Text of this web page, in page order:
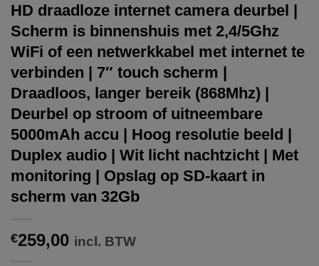
HD draadloze internet camera deurbel |
Scherm is binnenshuis met 2,4/5Ghz
WiFi of een netwerkkabel met internet te
verbinden | 7″ touch scherm |
Draadloos, langer bereik (868Mhz) |
Deurbel op stroom of uitneembare
5000mAh accu | Hoog resolutie beeld |
Duplex audio | Wit licht nachtzicht | Met
monitoring | Opslag op SD-kaart in
scherm van 32Gb
€259,00 incl. BTW